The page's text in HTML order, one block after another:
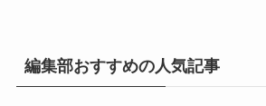
編集部おすすめの人気記事